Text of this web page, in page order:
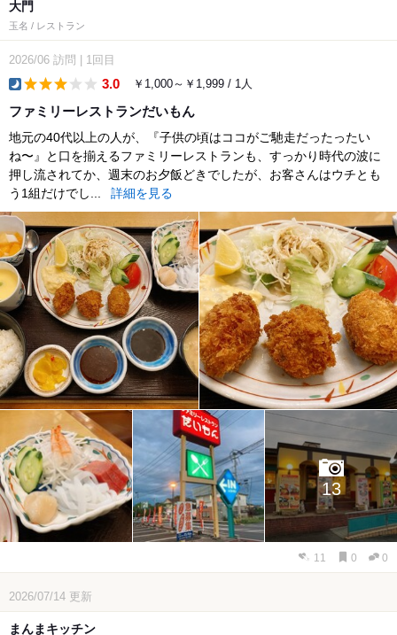
大門
玉名 / レストラン
2026/06 訪問 1回目
3.0 ￥1,000～￥1,999 / 1人
ファミリーレストランだいもん
地元の40代以上の人が、『子供の頃はココがご馳走だったったい
ね〜』と口を揃えるファミリーレストランも、すっかり時代の波に
押し流されてか、週末のお夕飯どきでしたが、お客さんはウチとも
う1組だけでし...
詳細を見る
13
11 0 0
2026/07/14 更新
まんまキッチン